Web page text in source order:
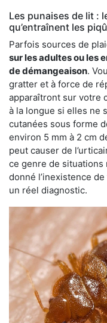
Les punaises de lit :
qu’entraînent les
Parfois sources de
sur les adultes ou les
de démangeaison.
gratter et à force de
apparaîtront sur votre
à la longue si elles ne
cutanées sous forme
environ 5 mm à 2 cm
peut causer de
ce genre de situations
donné l’inexistence
un réel diagnostic.